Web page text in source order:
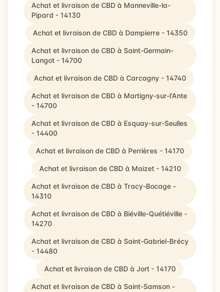
Achat et livraison de CBD à Manneville-la-
Pipard - 14130
Achat et livraison de CBD à Dampierre - 14350
Achat et livraison de CBD à Saint-Germain-
Langot - 14700
Achat et livraison de CBD à Carcagny - 14740
Achat et livraison de CBD à Martigny-sur-l'Ante
- 14700
Achat et livraison de CBD à Esquay-sur-Seulles
- 14400
Achat et livraison de CBD à Perrières - 14170
Achat et livraison de CBD à Maizet - 14210
Achat et livraison de CBD à Tracy-Bocage -
14310
Achat et livraison de CBD à Biéville-Quétiéville -
14270
Achat et livraison de CBD à Saint-Gabriel-Brécy
- 14480
Achat et livraison de CBD à Jort - 14170
Achat et livraison de CBD à Saint-Samson -